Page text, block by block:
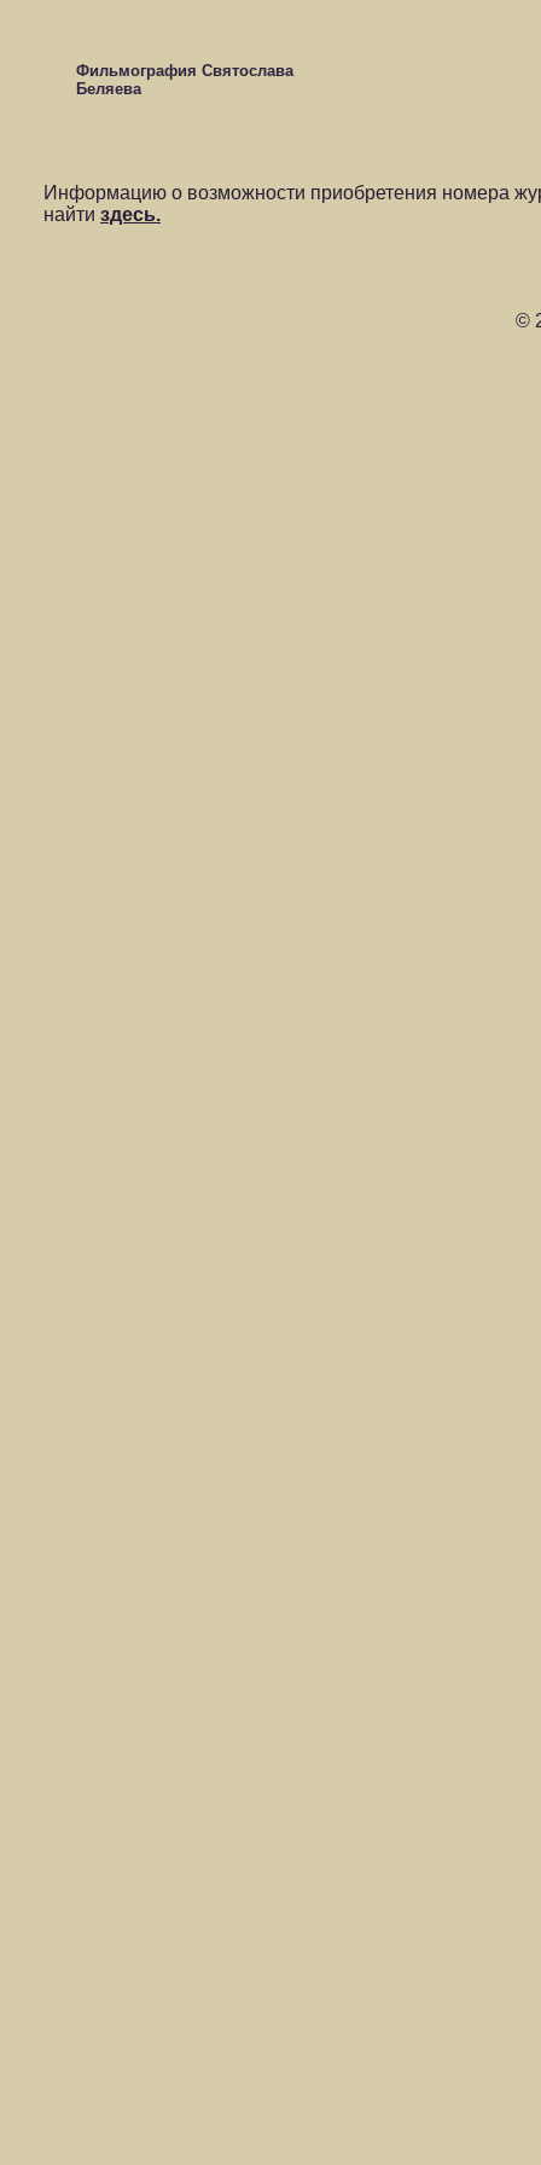
Фильмография Святослава
Беляева
Информацию о возможности приобретения номера
найти здесь.
©